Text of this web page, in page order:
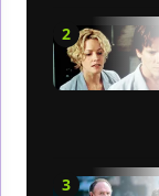
2
3